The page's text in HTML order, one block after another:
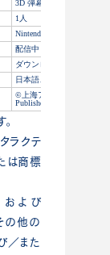
3D 弾幕アクションRPG
1⼈
Nintendo Switch™
配信中
ダウンロード版︓ 1,280円
⽇本語、英語、中国語（
©上海アリス幻樂団
Published by Phoenixx Inc.
ラクテ
は商標
および
の他の
／また